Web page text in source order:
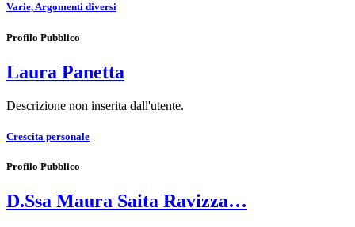
Varie, Argomenti diversi
Profilo Pubblico
Laura Panetta
Descrizione non inserita dall'utente.
Crescita personale
Profilo Pubblico
D.Ssa Maura Saita Ravizza…